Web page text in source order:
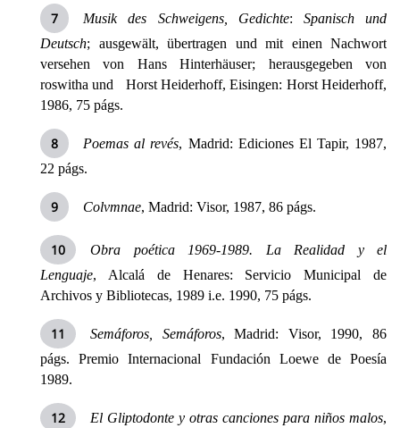
Musik des Schweigens, Gedichte: Spanisch und
Deutsch; ausgewält, übertragen und mit einen Nachwort
versehen von Hans Hinterhäuser; herausgegeben von
roswitha und Horst Heiderhoff, Eisingen: Horst Heiderhoff,
1986, 75 págs.
Poemas al revés, Madrid: Ediciones El Tapir, 1987,
22 págs.
Colvmnae, Madrid: Visor, 1987, 86 págs.
Obra poética 1969-1989. La Realidad y el
Lenguaje, Alcalá de Henares: Servicio Municipal de
Archivos y Bibliotecas, 1989 i.e. 1990, 75 págs.
Semáforos, Semáforos, Madrid: Visor, 1990, 86
págs. Premio Internacional Fundación Loewe de Poesía
1989.
El Gliptodonte y otras canciones para niños malos,